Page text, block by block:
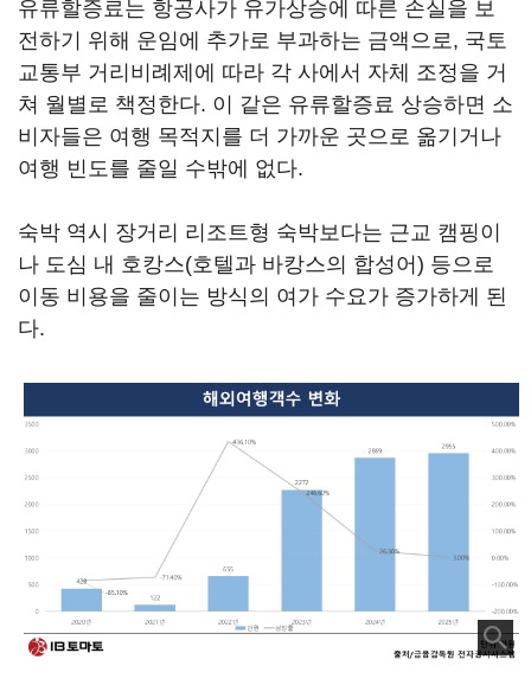
유류할증료는 항공사가 유가상승에 따른 손실을 보
전하기 위해 운임에 추가로 부과하는 금액으로, 국토
교통부 거리비례제에 따라 각 사에서 자체 조정을 거
쳐 월별로 책정한다. 이 같은 유류할증료 상승하면 소
비자들은 여행 목적지를 더 가까운 곳으로 옮기거나
여행 빈도를 줄일 수밖에 없다.
숙박 역시 장거리 리조트형 숙박보다는 근교 캠핑이
나 도심 내 호캉스(호텔과 바캉스의 합성어) 등으로
이동 비용을 줄이는 방식의 여가 수요가 증가하게 된
다.